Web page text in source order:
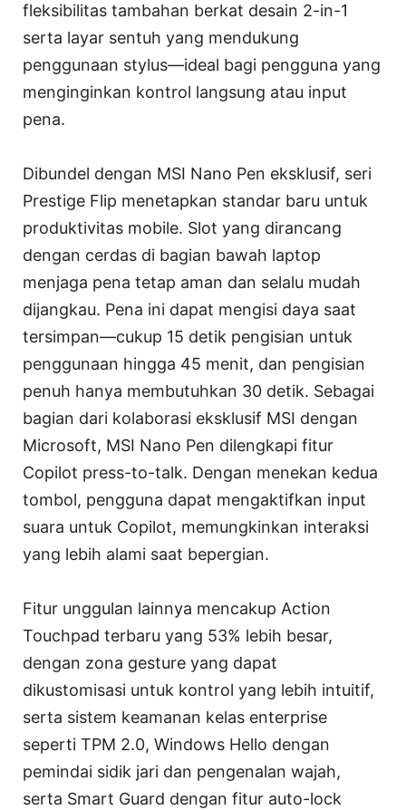
fleksibilitas tambahan berkat desain 2-in-1
serta layar sentuh yang mendukung
penggunaan stylus—ideal bagi pengguna yang
menginginkan kontrol langsung atau input
pena.
Dibundel dengan MSI Nano Pen eksklusif, seri
Prestige Flip menetapkan standar baru untuk
produktivitas mobile. Slot yang dirancang
dengan cerdas di bagian bawah laptop
menjaga pena tetap aman dan selalu mudah
dijangkau. Pena ini dapat mengisi daya saat
tersimpan—cukup 15 detik pengisian untuk
penggunaan hingga 45 menit, dan pengisian
penuh hanya membutuhkan 30 detik. Sebagai
bagian dari kolaborasi eksklusif MSI dengan
Microsoft, MSI Nano Pen dilengkapi fitur
Copilot press-to-talk. Dengan menekan kedua
tombol, pengguna dapat mengaktifkan input
suara untuk Copilot, memungkinkan interaksi
yang lebih alami saat bepergian.
Fitur unggulan lainnya mencakup Action
Touchpad terbaru yang 53% lebih besar,
dengan zona gesture yang dapat
dikustomisasi untuk kontrol yang lebih intuitif,
serta sistem keamanan kelas enterprise
seperti TPM 2.0, Windows Hello dengan
pemindai sidik jari dan pengenalan wajah,
serta Smart Guard dengan fitur auto-lock